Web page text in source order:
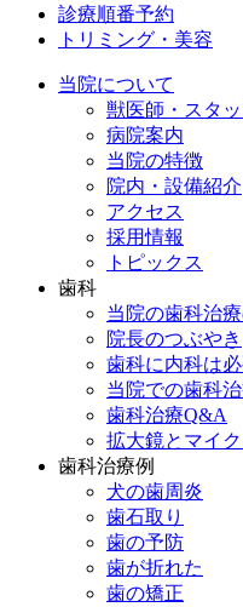
診療順番予約
トリミング・美容
当院について
獣医師・スタ
病院案内
当院の特徴
院内・設備紹介
アクセス
採用情報
トピックス
歯科
当院の歯科治
院長のつぶやき
歯科に内科は必
当院での歯科
歯科治療Q&A
拡大鏡とマイ
歯科治療例
犬の歯周炎
歯石取り
歯の予防
歯が折れた
歯の矯正